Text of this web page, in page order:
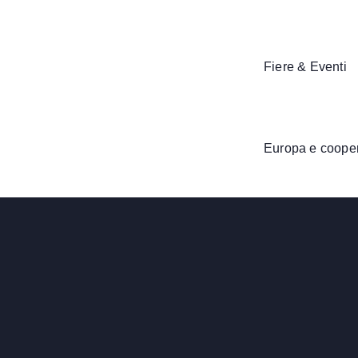
Fiere & Eventi
Europa e